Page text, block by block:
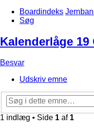
Boardindeks
Søg
Kalenderlåge 19
Besvar
Udskriv emne
1 indlæg • Side 1 af 1